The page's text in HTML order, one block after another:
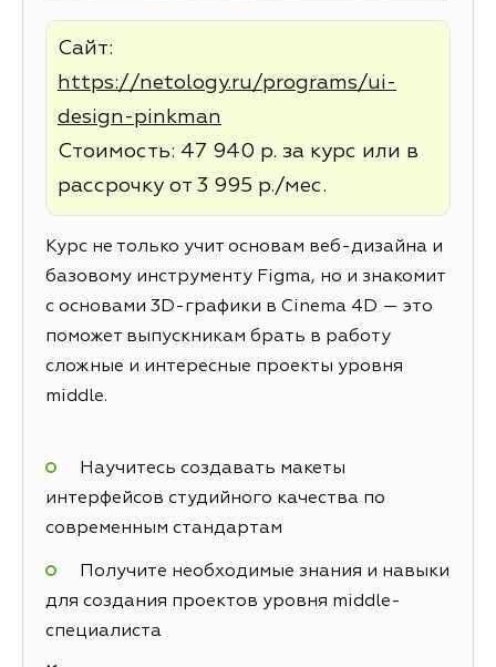
Сайт:
https://netology.ru/programs/ui-
design-pinkman
Стоимость: 47 940 р. за курс или в
рассрочку от 3 995 р./мес.
Курс не только учит основам веб-дизайна и
базовому инструменту Figma, но и знакомит
с основами 3D-графики в Cinema 4D — это
поможет выпускникам брать в работу
сложные и интересные проекты уровня
middle.
Научитесь создавать макеты
интерфейсов студийного качества по
современным стандартам
Получите необходимые знания и навыки
для создания проектов уровня middle-
специалиста